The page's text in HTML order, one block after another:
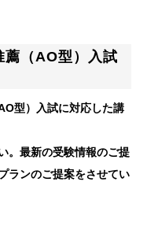
薦（AO型）入試
型）入試に対応した講
。最新の受験情報のご提
ランのご提案をさせてい